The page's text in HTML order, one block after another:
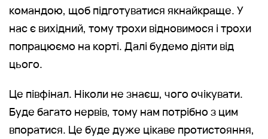
командою, щоб підготуватися якнайкраще. У
нас є вихідний, тому трохи відновимося і трохи
попрацюємо на корті. Далі будемо діяти від
цього.
Це півфінал. Ніколи не знаєш, чого очікувати.
Буде багато нервів, тому нам потрібно з цим
впоратися. Це буде дуже цікаве протистояння,